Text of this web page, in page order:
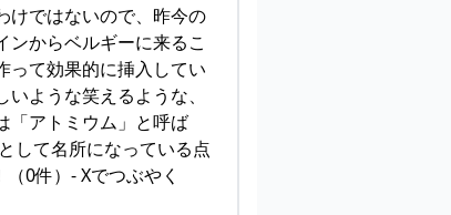
けではないので、昨今の
ンからベルギーに来るこ
って効果的に挿入してい
ような笑えるような、
「アトミウム」と呼ば
して名所になっている点
0件）- Xでつぶやく